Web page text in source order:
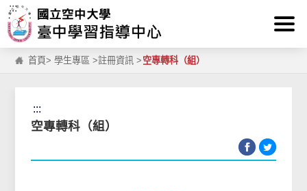
跳到主要內容區塊
:::
首頁>學生專區 >註冊資訊 > 空專轉科（組）
:::
空專轉科（組）